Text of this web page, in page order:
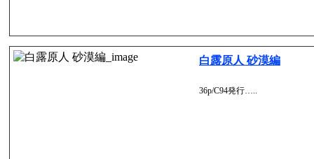
白露原人 砂漠編
36p/C94発行…..